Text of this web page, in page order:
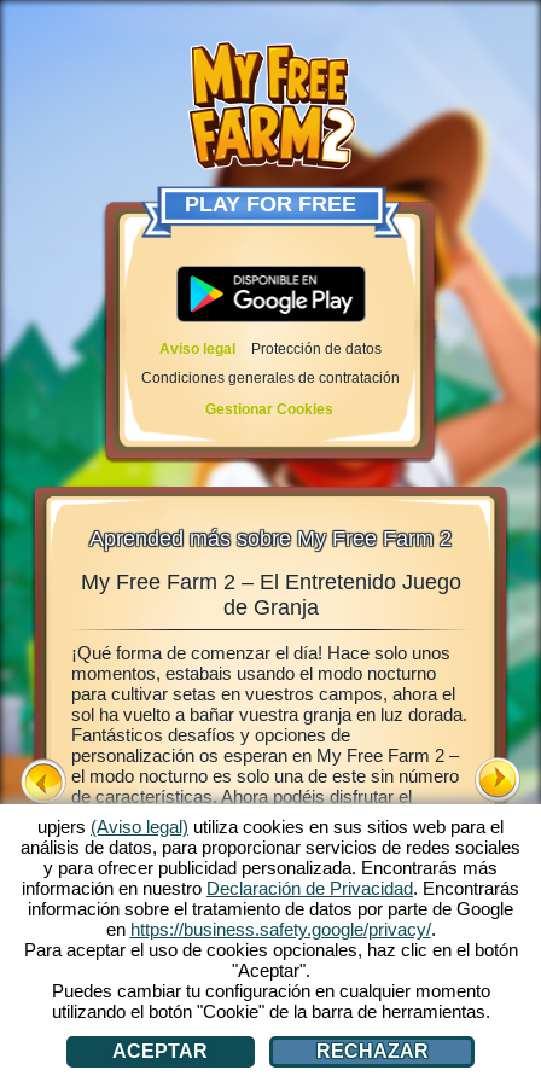
PLAY FOR FREE
Aviso legal
Protección de datos
Condiciones generales de contratación
Gestionar Cookies
Aprended más sobre My Free Farm 2
en
Free
en el
My Free Farm 2 – El Entretenido Juego
de Granja
¡Qué forma de comenzar el día! Hace solo unos
momentos, estabais usando el modo nocturno
para cultivar setas en vuestros campos, ahora el
sol ha vuelto a bañar vuestra granja en luz dorada.
Fantásticos desafíos y opciones de
personalización os esperan en My Free Farm 2 –
el modo nocturno es solo una de este sin número
de características. Ahora podéis disfrutar el
exitoso juego My Free Farm 2 en vuestro
ordenador. La versión de navegador del juego os
provee la misma extraordinaria diversión de granja
que ya conocéis y amáis. Cuidad animales,
cultivad vuestros campo, cosechad y produce
ricos bienes para vuestros clientes. ¡Registraros
gratis ahora y comienza!
Este
juego
frescos
cuando
granja,
plantas
¡Vamos!
upjers (Aviso legal) utiliza cookies en sus sitios web para el
análisis de datos, para proporcionar servicios de redes sociales
y para ofrecer publicidad personalizada. Encontrarás más
información en nuestro Declaración de Privacidad. Encontrarás
información sobre el tratamiento de datos por parte de Google
en https://business.safety.google/privacy/.
Para aceptar el uso de cookies opcionales, haz clic en el botón
"Aceptar".
Puedes cambiar tu configuración en cualquier momento
utilizando el botón "Cookie" de la barra de herramientas.
ACEPTAR
RECHAZAR